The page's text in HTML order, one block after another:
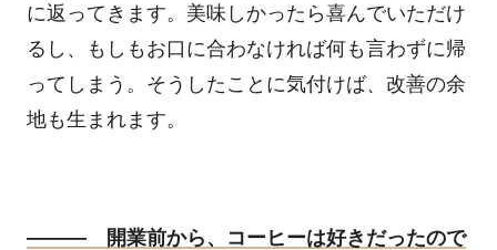
に返ってきます。美味しかったら喜んでいただけ
るし、もしもお口に合わなければ何も言わずに帰
ってしまう。そうしたことに気付けば、改善の余
地も生まれます。
――― 開業前から、コーヒーは好きだったので